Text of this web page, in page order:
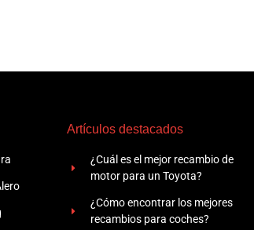
Artículos destacados
¿Cuál es el mejor recambio de
motor para un Toyota?
¿Cómo encontrar los mejores
recambios para coches?